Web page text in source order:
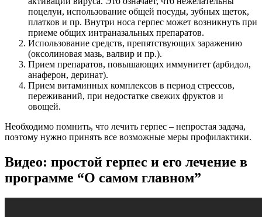
поцелуи, использование общей посуды, зубных щеток,
платков и пр. Внутри носа герпес может возникнуть при
приеме общих интраназальных препаратов.
Использование средств, препятствующих заражению
(оксолиновая мазь, валвир и пр.).
Прием препаратов, повышающих иммунитет (арбидол,
анаферон, деринат).
Прием витаминных комплексов в период стрессов,
переживаний, при недостатке свежих фруктов и
овощей.
Необходимо помнить, что лечить герпес – непростая задача,
поэтому нужно принять все возможные меры профилактики.
Видео: простой герпес и его лечение в
программе “О самом главном”